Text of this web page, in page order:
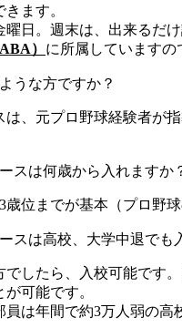
ます。
日。週末は、出来るだけ
） に所属していますの
うな方ですか？
は、元プロ野球経験者が
スは何歳から入れますか
歳位までが基本（プロ野
スは高校、大学中退でも
でしたら、入校可能です
可能です。
員は年間で約3万人弱の